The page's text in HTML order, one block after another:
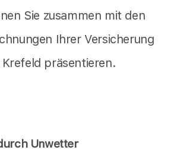
Sie zusammen mit den
Ihrer Versicherung
präsentieren.
Unwetter